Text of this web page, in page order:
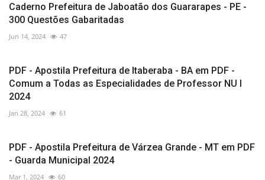
Caderno Prefeitura de Jaboatão dos Guararapes - PE -
300 Questões Gabaritadas
Jun 14, 2024 47
PDF - Apostila Prefeitura de Itaberaba - BA em PDF -
Comum a Todas as Especialidades de Professor NU I
2024
Jan 28, 2024 61
PDF - Apostila Prefeitura de Várzea Grande - MT em PDF
- Guarda Municipal 2024
Mar 1, 2024 60